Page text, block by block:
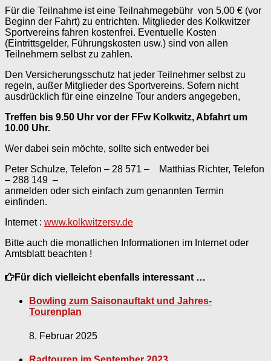
Für die Teilnahme ist eine Teilnahmegebühr von 5,00 € (vor
Beginn der Fahrt) zu entrichten. Mitglieder des Kolkwitzer
Sportvereins fahren kostenfrei. Eventuelle Kosten
(Eintrittsgelder, Führungskosten usw.) sind von allen
Teilnehmern selbst zu zahlen.
Den Versicherungsschutz hat jeder Teilnehmer selbst zu
regeln, außer Mitglieder des Sportvereins. Sofern nicht
ausdrücklich für eine einzelne Tour anders angegeben,
Treffen bis 9.50 Uhr vor der FFw Kolkwitz, Abfahrt um
10.00 Uhr.
Wer dabei sein möchte, sollte sich entweder bei
Peter Schulze, Telefon – 28 571 – Matthias Richter, Telefon
– 288 149 –
anmelden oder sich einfach zum genannten Termin
einfinden.
Internet : www.kolkwitzersv.de
Bitte auch die monatlichen Informationen im Internet oder
Amtsblatt beachten !
Für dich vielleicht ebenfalls interessant …
Bowling zum Saisonauftakt und Jahres-
Tourenplan
8. Februar 2025